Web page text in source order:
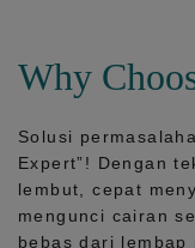
Why
Solusi
Expert”! Dengan
lembut, cepat
mengunci cairan
bebas dari lembap